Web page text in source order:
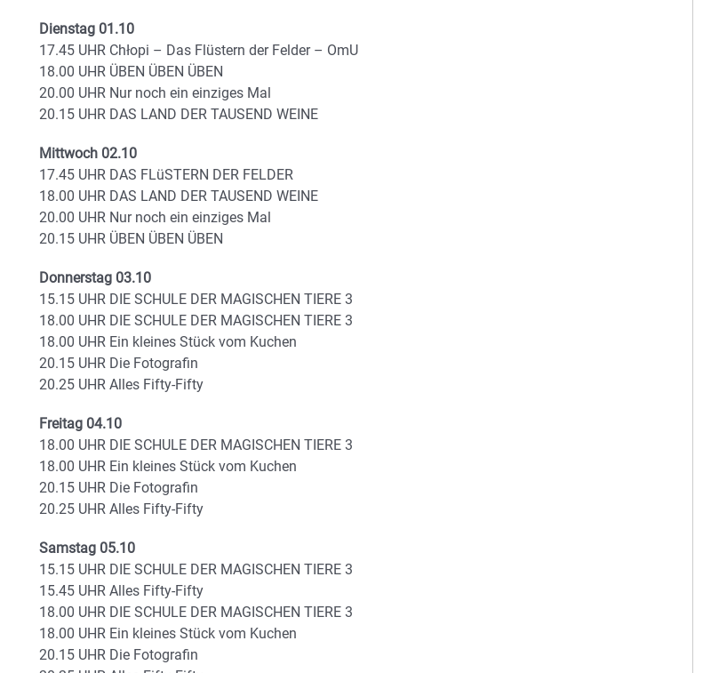
Dienstag 01.10
17.45 UHR Chłopi – Das Flüstern der Felder – OmU
18.00 UHR ÜBEN ÜBEN ÜBEN
20.00 UHR Nur noch ein einziges Mal
20.15 UHR DAS LAND DER TAUSEND WEINE
Mittwoch 02.10
17.45 UHR DAS FLüSTERN DER FELDER
18.00 UHR DAS LAND DER TAUSEND WEINE
20.00 UHR Nur noch ein einziges Mal
20.15 UHR ÜBEN ÜBEN ÜBEN
Donnerstag 03.10
15.15 UHR DIE SCHULE DER MAGISCHEN TIERE 3
18.00 UHR DIE SCHULE DER MAGISCHEN TIERE 3
18.00 UHR Ein kleines Stück vom Kuchen
20.15 UHR Die Fotografin
20.25 UHR Alles Fifty-Fifty
Freitag 04.10
18.00 UHR DIE SCHULE DER MAGISCHEN TIERE 3
18.00 UHR Ein kleines Stück vom Kuchen
20.15 UHR Die Fotografin
20.25 UHR Alles Fifty-Fifty
Samstag 05.10
15.15 UHR DIE SCHULE DER MAGISCHEN TIERE 3
15.45 UHR Alles Fifty-Fifty
18.00 UHR DIE SCHULE DER MAGISCHEN TIERE 3
18.00 UHR Ein kleines Stück vom Kuchen
20.15 UHR Die Fotografin